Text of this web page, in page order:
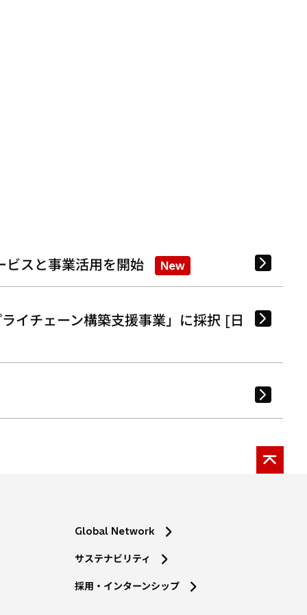
ビスと事業活用を開始 New
イチェーン構築支援事業」に採択 [日
Global Network
サステナビリティ
採用・インターンシップ